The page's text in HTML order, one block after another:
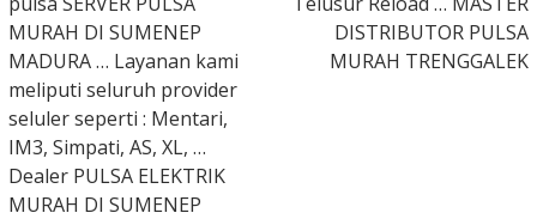
MURAH DI SUMENEP
MADURA … Layanan kami
meliputi seluruh provider
seluler seperti : Mentari,
IM3, Simpati, AS, XL, …
Dealer PULSA ELEKTRIK
MURAH DI SUMENEP
DISTRIBUTOR PULSA
MURAH TRENGGALEK